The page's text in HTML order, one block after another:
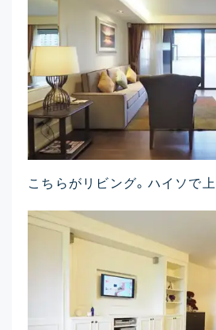
こちらがリビング。ハイソで上